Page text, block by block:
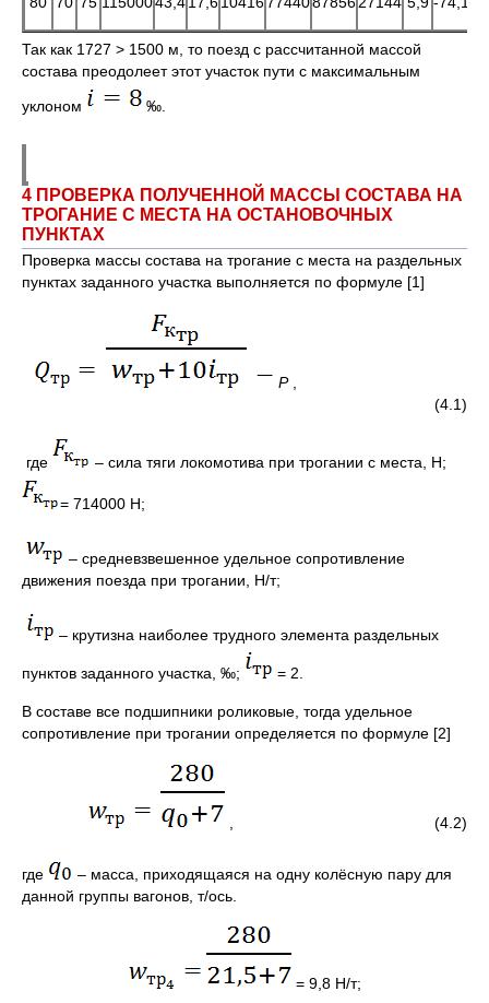
Так как 1727 > 1500 м, то поезд с рассчитанной массой
состава преодолеет этот участок пути с максимальным
уклоном
‰.
4 ПРОВЕРКА ПОЛУЧЕННОЙ МАССЫ СОСТАВА НА
ТРОГАНИЕ С МЕСТА НА ОСТАНОВОЧНЫХ
ПУНКТАХ
Проверка массы состава на трогание с места на раздельных
пунктах заданного участка выполняется по формуле [1]
P,
(4.1)
где – сила тяги локомотива при трогании с места, Н;
= 714000 Н;
– средневзвешенное удельное сопротивление
движения поезда при трогании, Н/т;
– крутизна наиболее трудного элемента раздельных
пунктов заданного участка, ‰; = 2.
В составе все подшипники роликовые, тогда удельное
сопротивление при трогании определяется по формуле [2]
, (4.2)
где
– масса, приходящаяся на одну колёсную пару для
данной группы вагонов, т/ось.
= 9,8 Н/т;